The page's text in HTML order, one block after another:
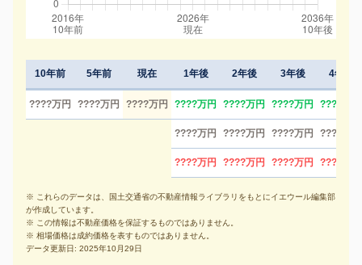
10年前 5年前 現在
????万円 ????万円 ????万円
1年後 2年後 3年後 4年後
????万円 ????万円 ????万円 ????万円
????万円 ????万円 ????万円 ????万円
????万円 ????万円 ????万円 ????万円
※ これらのデータは、国土交通省の不動産情報ライブラリをもとにイエウール編集部
が作成しています。
※ この情報は不動産価格を保証するものではありません。
※ 相場価格は成約価格を表すものではありません。
データ更新日: 2025年10月29日